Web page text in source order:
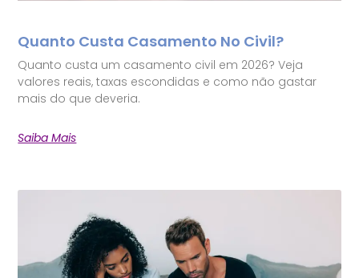
Quanto Custa Casamento No Civil?
Quanto custa um casamento civil em 2026? Veja
valores reais, taxas escondidas e como não gastar
mais do que deveria.
Saiba Mais